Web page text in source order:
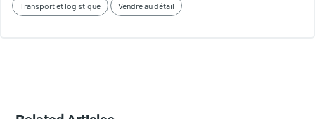
Transport et logistique Vendre au détail